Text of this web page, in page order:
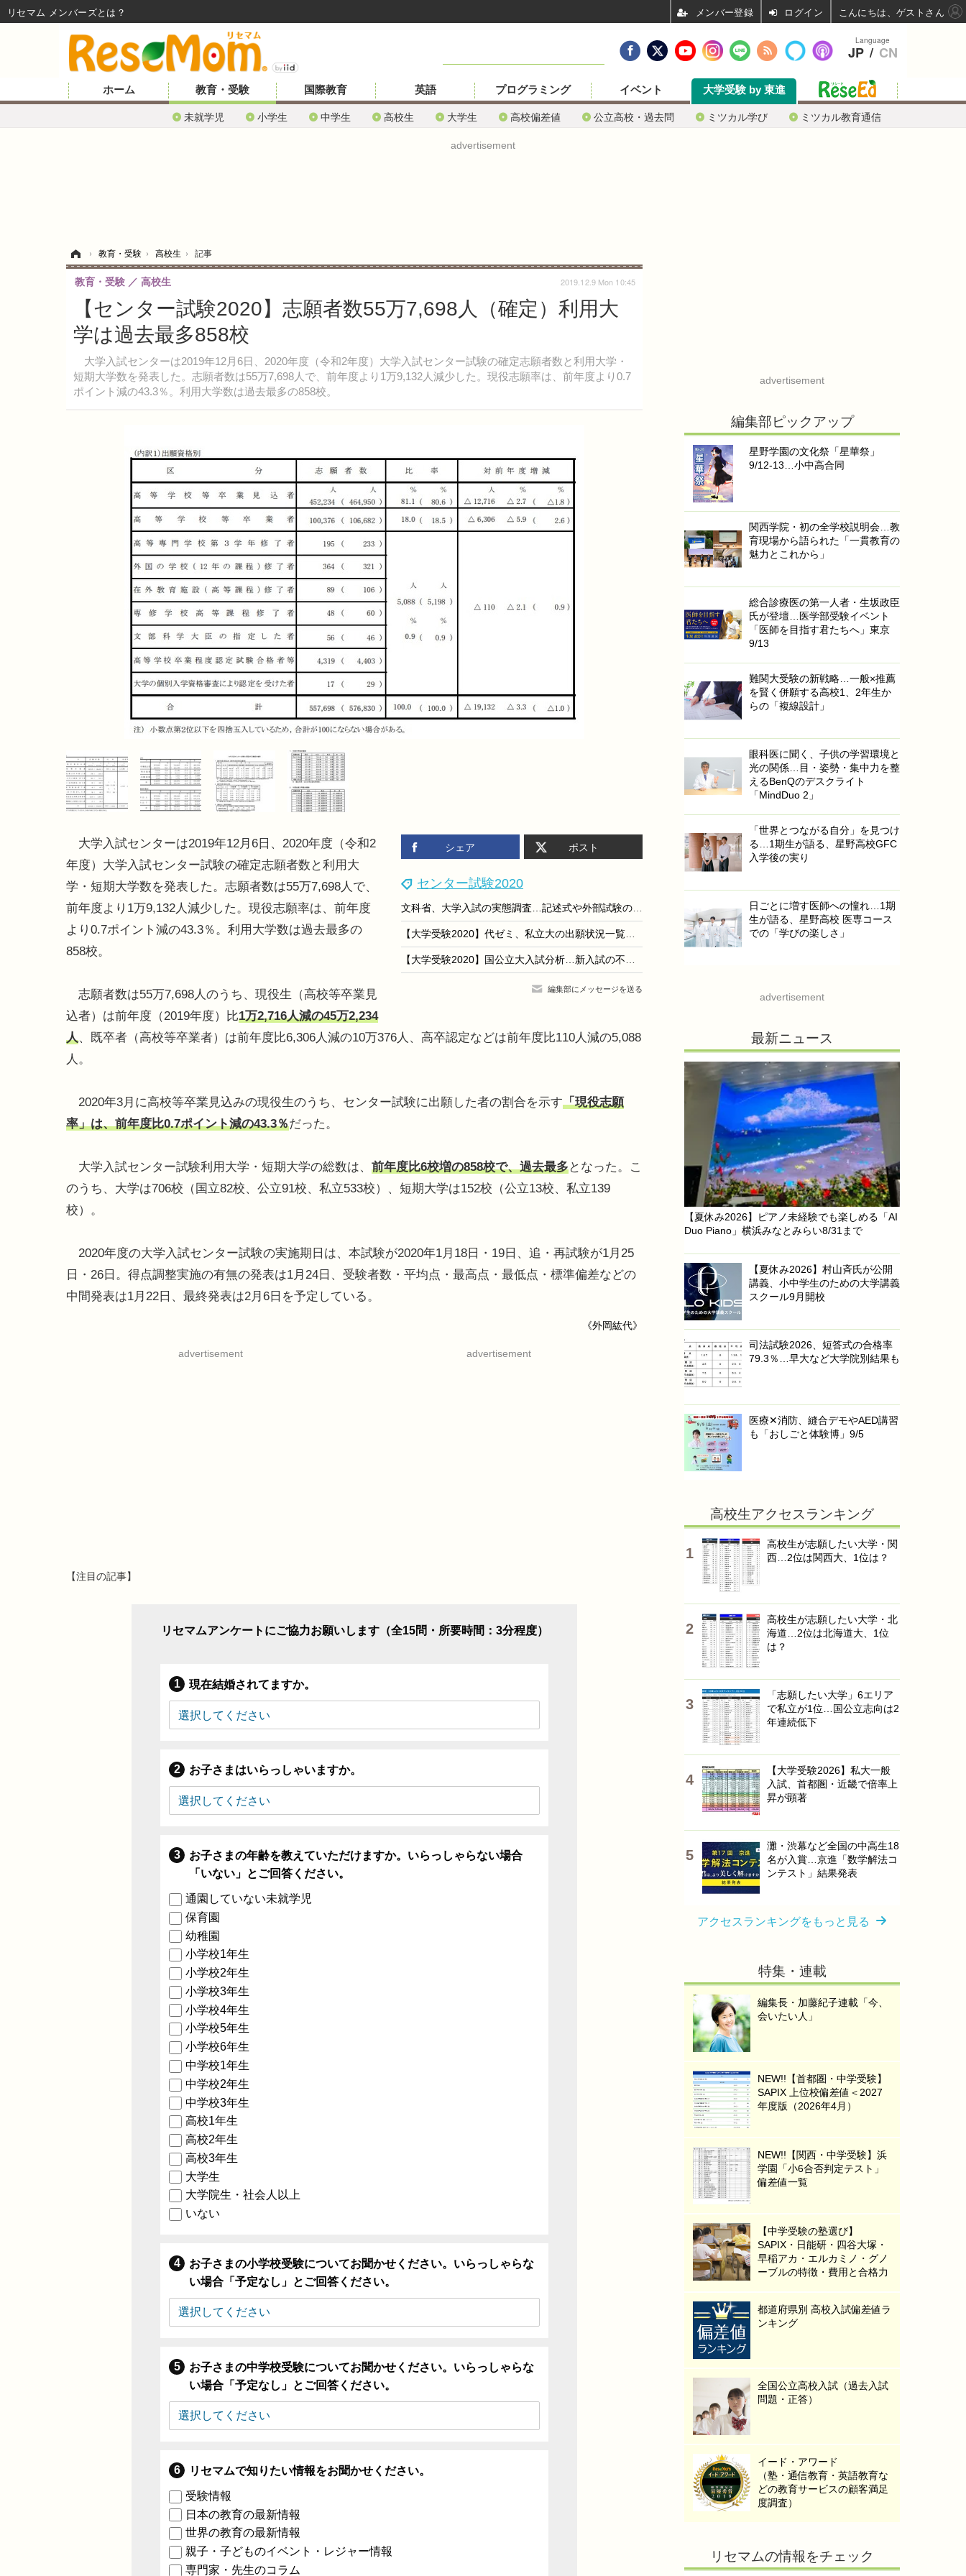
ホーム 教育・受験
未就学児 小学生 中学生 高校生 大学生 高校偏差値 公立高校・過去問 ミツカル学び ミツカル教育通信
国際教育 英語 プログラミング イベント 大学受験 by 東進
advertisement
› 教育・受験 › 高校生 › 記事
【センター試験2020】志願者数55万7,698人（確定）利用大
学は過去最多858校
大学入試センターは2019年12月6日、2020年度（令和2年度）大学入試センター試験の確定志願者数と利用大学・
短期大学数を発表した。志願者数は55万7,698人で、前年度より1万9,132人減少した。現役志願率は、前年度より0.7
ポイント減の43.3％。利用大学数は過去最多の858校。
教育・受験 高校生 2019.12.9 Mon 10:45
シェア ポスト
センター試験2020
文科省、大学入試の実態調査…記述式や外部試験の活用状況
【大学受験2020】代ゼミ、私立大の出願状況一覧を公開
【大学受験2020】国公立大入試分析…新入試の不安から超安全志向
編集部にメッセージを送る
大学入試センターは2019年12月6日、2020年度（令和2
年度）大学入試センター試験の確定志願者数と利用大
学・短期大学数を発表した。志願者数は55万7,698人で、
前年度より1万9,132人減少した。現役志願率は、前年度
より0.7ポイント減の43.3％。利用大学数は過去最多の
858校。
志願者数は55万7,698人のうち、現役生（高校等卒業見
込者）は前年度（2019年度）比1万2,716人減の45万2,234
人、既卒者（高校等卒業者）は前年度比6,306人減の10万376人、高卒認定などは前年度比110人減の5,088
人。
2020年3月に高校等卒業見込みの現役生のうち、センター試験に出願した者の割合を示す「現役志願
率」は、前年度比0.7ポイント減の43.3％だった。
大学入試センター試験利用大学・短期大学の総数は、 前年度比6校増の858校で、過去最多となった。こ
のうち、大学は706校（国立82校、公立91校、私立533校）、短期大学は152校（公立13校、私立139
校）。
2020年度の大学入試センター試験の実施期日は、本試験が2020年1月18日・19日、追・再試験が1月25
日・26日。得点調整実施の有無の発表は1月24日、受験者数・平均点・最高点・最低点・標準偏差などの
中間発表は1月22日、最終発表は2月6日を予定している。
《外岡紘代》
advertisement advertisement
【注目の記事】
リセマムアンケートにご協力お願いします（全15問・所要時間：3分程度）
現在結婚されてますか。
お子さまはいらっしゃいますか。
お子さまの年齢を教えていただけますか。いらっしゃらない場合
「いない」とご回答ください。
通園していない未就学児
保育園
幼稚園
小学校1年生
小学校2年生
小学校3年生
小学校4年生
小学校5年生
小学校6年生
中学校1年生
中学校2年生
中学校3年生
高校1年生
高校2年生
高校3年生
大学生
大学院生・社会人以上
いない
お子さまの小学校受験についてお聞かせください。いらっしゃらな
い場合「予定なし」とご回答ください。
お子さまの中学校受験についてお聞かせください。いらっしゃらな
い場合「予定なし」とご回答ください。
リセマムで知りたい情報をお聞かせください。
受験情報
日本の教育の最新情報
世界の教育の最新情報
親子・子どものイベント・レジャー情報
専門家・先生のコラム
advertisement
編集部ピックアップ
星野学園の文化祭「星華祭」
9/12-13…小中高合同
関西学院・初の全学校説明会…教
育現場から語られた「一貫教育の
魅力とこれから」
総合診療医の第一人者・生坂政臣
氏が登壇…医学部受験イベント
「医師を目指す君たちへ」東京
9/13
難関大受験の新戦略…一般×推薦
を賢く併願する高校1、2年生か
らの「複線設計」
眼科医に聞く、子供の学習環境と
光の関係…目・姿勢・集中力を整
えるBenQのデスクライト
「MindDuo 2」
「世界とつながる自分」を見つけ
る…1期生が語る、星野高校GFC
入学後の実り
日ごとに増す医師への憧れ…1期
生が語る、星野高校 医専コース
での「学びの楽しさ」
advertisement
最新ニュース
【夏休み2026】ピアノ未経験でも楽しめる「AI
Duo Piano」横浜みなとみらい8/31まで
【夏休み2026】村山斉氏が公開
講義、小中学生のための大学講義
スクール9月開校
司法試験2026、短答式の合格率
79.3％…早大など大学院別結果も
医療✕消防、縫合デモやAED講習
も「おしごと体験博」9/5
高校生アクセスランキング
高校生が志願したい大学・関
西…2位は関西大、1位は？
高校生が志願したい大学・北
海道…2位は北海道大、1位
は？
「志願したい大学」6エリア
で私立が1位…国公立志向は2
年連続低下
【大学受験2026】私大一般
入試、首都圏・近畿で倍率上
昇が顕著
灘・渋幕など全国の中高生18
名が入賞…京進「数学解法コ
ンテスト」結果発表
アクセスランキングをもっと見る
特集・連載
編集長・加藤紀子連載「今、
会いたい人」
NEW!!【首都圏・中学受験】
SAPIX 上位校偏差値＜2027
年度版（2026年4月）
NEW!!【関西・中学受験】浜
学園「小6合否判定テスト」
偏差値一覧
【中学受験の塾選び】
SAPIX・日能研・四谷大塚・
早稲アカ・エルカミノ・グノ
ーブルの特徴・費用と合格力
都道府県別 高校入試偏差値ラ
ンキング
全国公立高校入試（過去入試
問題・正答）
イード・アワード
（塾・通信教育・英語教育な
どの教育サービスの顧客満足
度調査）
リセマムの情報をチェック
Language
JP / CN
リセマム メンバーズ ログイン こんにちは、ゲストさん